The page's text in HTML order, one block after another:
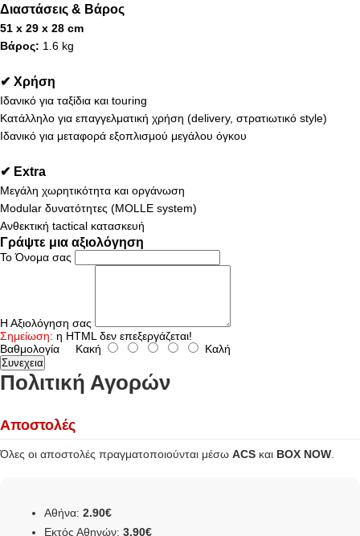
Διαστάσεις & Βάρος
51 x 29 x 28 cm
Βάρος: 1.6 kg
✔ Χρήση
Ιδανικό για ταξίδια και touring
Κατάλληλο για επαγγελματική χρήση (delivery, στρατιωτικό style)
Ιδανικό για μεταφορά εξοπλισμού μεγάλου όγκου
✔ Extra
Μεγάλη χωρητικότητα και οργάνωση
Modular δυνατότητες (MOLLE system)
Ανθεκτική tactical κατασκευή
Γράψτε μια αξιολόγηση
Το Όνομα σας
Η Αξιολόγηση σας
Σημείωση: η HTML δεν επεξεργάζεται!
Βαθμολογία Κακή Καλή
Συνεχεια
Πολιτική Αγορών
Αποστολές
Όλες οι αποστολές πραγματοποιούνται μέσω ACS και BOX NOW
Αθήνα: 2.90€
Εκτός Αθηνών: 3.90€